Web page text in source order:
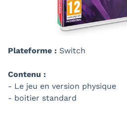
Plateforme : Switch
Contenu :
- Le jeu en version physique
- boitier standard